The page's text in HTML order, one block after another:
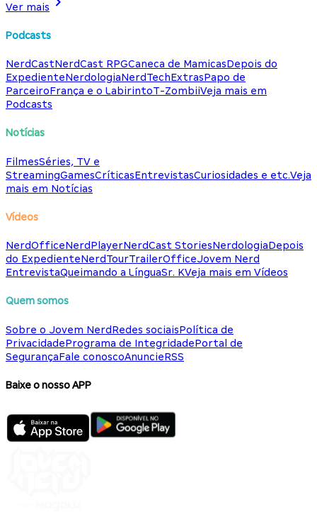
Ver mais
Podcasts
NerdCastNerdCast RPGCaneca de MamicasDepois do
ExpedienteNerdologiaNerdTechExtrasPapo de
ParceiroFrança e o LabirintoT-ZombiiVeja mais em
Podcasts
Notícias
FilmesSéries, TV e
StreamingGamesCríticasEntrevistasCuriosidades e etc.Veja
mais em Notícias
Vídeos
NerdOfficeNerdPlayerNerdCast StoriesNerdologiaDepois
do ExpedienteNerdTourTrailerOfficeJovem Nerd
EntrevistaQueimando a LínguaSr. KVeja mais em Vídeos
Quem somos
Sobre o Jovem NerdRedes sociaisPolítica de
PrivacidadePrograma de IntegridadePortal de
SegurançaFale conoscoAnuncieRSS
Baixe o nosso APP